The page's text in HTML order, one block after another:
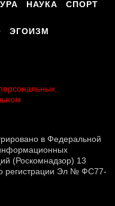
НАУКА СПОРТ
ЭГОИЗМ
в Федеральной
(Роскомнадзор) 13
регистрации Эл № ФС77-